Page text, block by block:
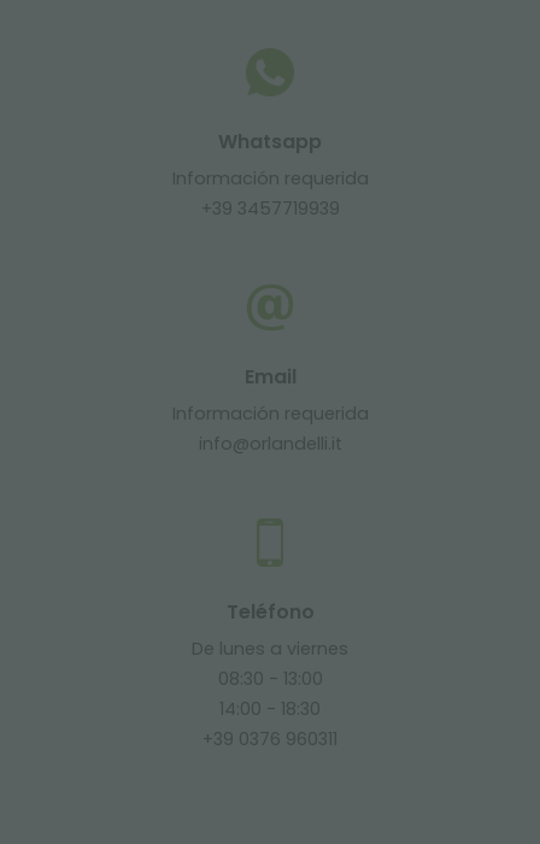
Whatsapp
Información requerida
+39 3457719939
Email
Información requerida
info@orlandelli.it
Teléfono
De lunes a viernes
08:30 - 13:00
14:00 - 18:30
+39 0376 960311